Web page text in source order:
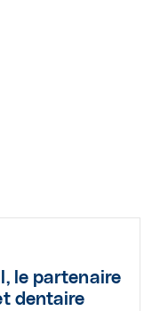
le partenaire
dentaire